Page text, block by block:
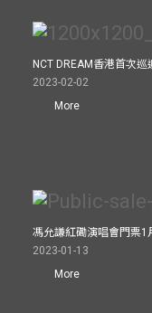
NCT DREAM香港首次
2023-02-02
More
馮允謙紅磡演唱會門票1
2023-01-13
More